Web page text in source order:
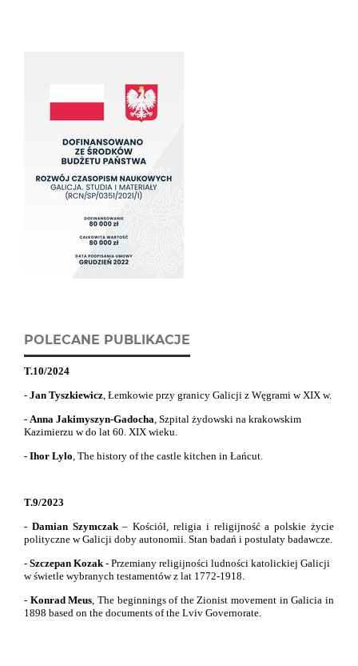
POLECANE PUBLIKACJE
T.10/2024
- Jan Tyszkiewicz , Łemkowie przy granicy Galicji z Węgrami w XIX w.
- Anna Jakimyszyn-Gadocha , Szpital żydowski na krakowskim
Kazimierzu w do lat 60. XIX wieku.
- Ihor Lylo The history of the castle kitchen in Łańcut.
T.9/2023
- Damian Szymczak– Kościół, religia i religijność a polskie życie
polityczne w Galicji doby autonomii. Stan badań i postulaty badawcze.
- Szczepan Kozak - Przemiany religijności ludności katolickiej Galicji
w świetle wybranych testamentów z lat 1772-1918.
- Konrad Meus The beginnings of the Zionist movement in Galicia in
1898 based on the documents of the Lviv Governorate.